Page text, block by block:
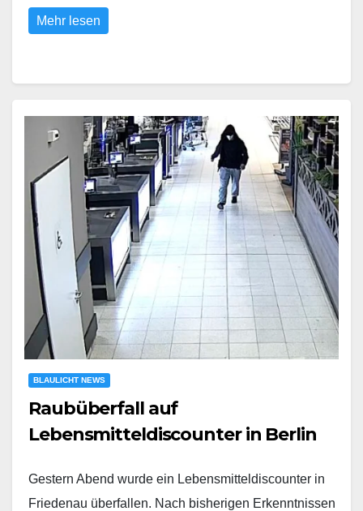
Mehr lesen
BLAULICHT NEWS
Raubüberfall auf
Lebensmitteldiscounter in Berlin
Gestern Abend wurde ein Lebensmitteldiscounter in
Friedenau überfallen. Nach bisherigen Erkenntnissen